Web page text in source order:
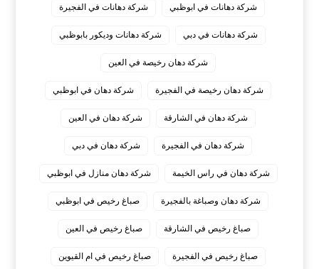
شركة دهانات في ابوظبي شركة دهانات في الفجيرة
شركة دهانات في دبي شركة دهانات وديكور بابوظبي
شركة دهان رخيصة في العين
شركة دهان رخيصة في الفجيرة شركة دهان في ابوظبي
شركة دهان في الشارقة شركة دهان في العين
شركة دهان في الفجيرة شركة دهان في دبي
شركة دهان في راس الخيمة شركة دهان منازل في ابوظبي
شركة دهان وصباغة بالفجيرة صباغ رخيص في ابوظبي
صباغ رخيص في الشارقة صباغ رخيص في العين
صباغ رخيص في الفجيرة صباغ رخيص في ام القيوين